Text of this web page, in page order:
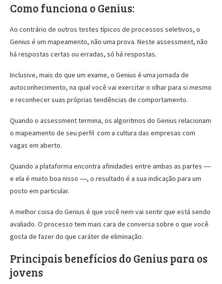
Como funciona o Genius:
Ao contrário de outros testes típicos de processos seletivos, o
Genius é um mapeamento, não uma prova. Neste assessment, não
há respostas certas ou erradas, só há respostas.
Inclusive, mais do que um exame, o Genius é uma jornada de
autoconhecimento, na qual você vai exercitar o olhar para si mesmo
e reconhecer suas próprias tendências de comportamento.
Quando o assessment termina, os algoritmos do Genius relacionam
o mapeamento de seu perfil com a cultura das empresas com
vagas em aberto.
Quando a plataforma encontra afinidades entre ambas as partes ―
e ela é muito boa nisso ―, o resultado é a sua indicação para um
posto em particular.
A melhor coisa do Genius é que você nem vai sentir que está sendo
avaliado. O processo tem mais cara de conversa sobre o que você
gosta de fazer do que caráter de eliminação.
Principais benefícios do Genius para os
jovens